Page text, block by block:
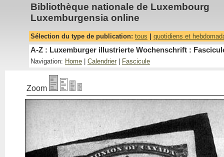
Bibliothèque nationale de Luxembourg
Luxemburgensia online
Sélection du type de publication: tous quotidiens et
A-Z : Luxemburger illustrierte Wochenschrift :
Navigation: Home Calendrier Fascicule
Zoom